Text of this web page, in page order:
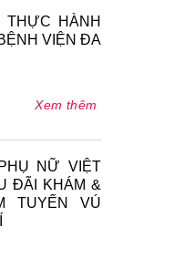
HÀNH
VIỆN ĐA
Xem thêm
NỮ VIỆT
ĐÃI KHÁM &
TUYẾN VÚ